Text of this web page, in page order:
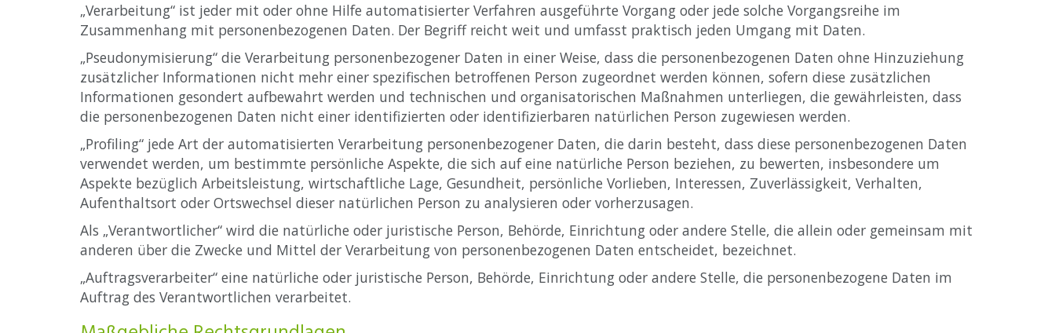
„Verarbeitung“ ist jeder mit oder ohne Hilfe automatisierter Verfahren ausgeführte Vorgang oder jede solche Vorgangsreihe im
Zusammenhang mit personenbezogenen Daten. Der Begriff reicht weit und umfasst praktisch jeden Umgang mit Daten.
„Pseudonymisierung“ die Verarbeitung personenbezogener Daten in einer Weise, dass die personenbezogenen Daten ohne Hinzuziehung
zusätzlicher Informationen nicht mehr einer spezifischen betroffenen Person zugeordnet werden können, sofern diese zusätzlichen
Informationen gesondert aufbewahrt werden und technischen und organisatorischen Maßnahmen unterliegen, die gewährleisten, dass
die personenbezogenen Daten nicht einer identifizierten oder identifizierbaren natürlichen Person zugewiesen werden.
„Profiling“ jede Art der automatisierten Verarbeitung personenbezogener Daten, die darin besteht, dass diese personenbezogenen Daten
verwendet werden, um bestimmte persönliche Aspekte, die sich auf eine natürliche Person beziehen, zu bewerten, insbesondere um
Aspekte bezüglich Arbeitsleistung, wirtschaftliche Lage, Gesundheit, persönliche Vorlieben, Interessen, Zuverlässigkeit, Verhalten,
Aufenthaltsort oder Ortswechsel dieser natürlichen Person zu analysieren oder vorherzusagen.
Als „Verantwortlicher“ wird die natürliche oder juristische Person, Behörde, Einrichtung oder andere Stelle, die allein oder gemeinsam mit
anderen über die Zwecke und Mittel der Verarbeitung von personenbezogenen Daten entscheidet, bezeichnet.
„Auftragsverarbeiter“ eine natürliche oder juristische Person, Behörde, Einrichtung oder andere Stelle, die personenbezogene Daten im
Auftrag des Verantwortlichen verarbeitet.